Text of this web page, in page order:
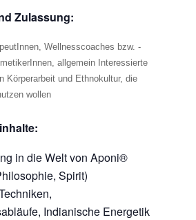
Zulassung:
Wellnesscoaches bzw. -
allgemein Interessierte
Körperarbeit und Ethnokultur, die
wollen
in die Welt von Aponi®
Spirit)
Indianische Energetik